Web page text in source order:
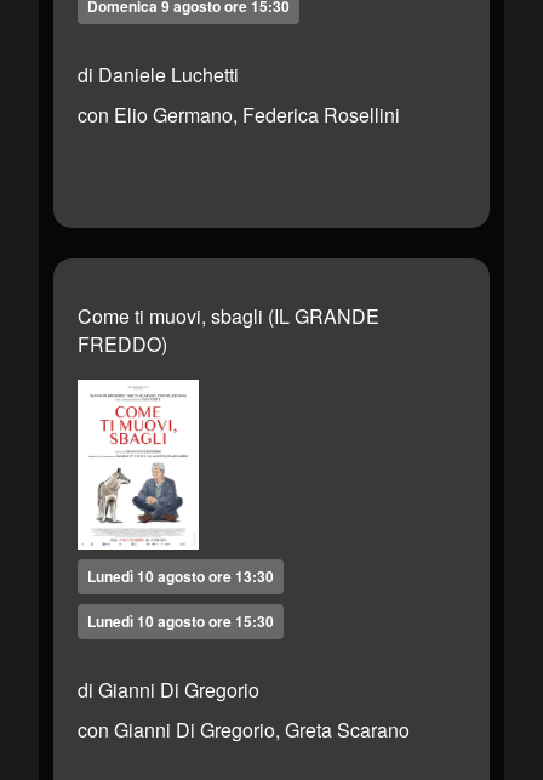
Domenica 9 agosto ore 15:30
di Daniele Luchetti
con Elio Germano, Federica Rosellini
Come ti muovi, sbagli (IL GRANDE
FREDDO)
Lunedì 10 agosto ore 13:30
Lunedì 10 agosto ore 15:30
di Gianni Di Gregorio
con Gianni Di Gregorio, Greta Scarano